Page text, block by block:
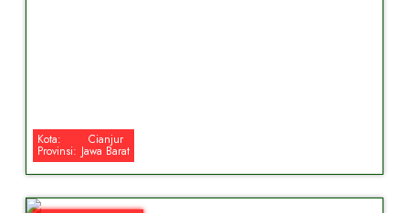
Kota: Cianjur
Provinsi: Jawa Barat